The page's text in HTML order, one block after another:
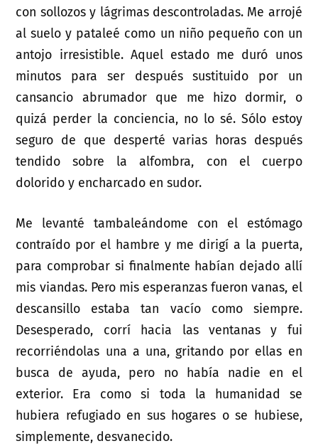
con sollozos y lágrimas descontroladas. Me arrojé
al suelo y pataleé como un niño pequeño con un
antojo irresistible. Aquel estado me duró unos
minutos para ser después sustituido por un
cansancio abrumador que me hizo dormir, o
quizá perder la conciencia, no lo sé. Sólo estoy
seguro de que desperté varias horas después
tendido sobre la alfombra, con el cuerpo
dolorido y encharcado en sudor.
Me levanté tambaleándome con el estómago
contraído por el hambre y me dirigí a la puerta,
para comprobar si finalmente habían dejado allí
mis viandas. Pero mis esperanzas fueron vanas, el
descansillo estaba tan vacío como siempre.
Desesperado, corrí hacia las ventanas y fui
recorriéndolas una a una, gritando por ellas en
busca de ayuda, pero no había nadie en el
exterior. Era como si toda la humanidad se
hubiera refugiado en sus hogares o se hubiese,
simplemente, desvanecido.